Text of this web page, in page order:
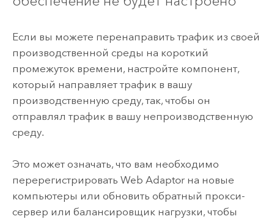
Если вы можете перенаправить трафик из своей
производственной среды на короткий
промежуток времени, настройте компонент,
который направляет трафик в вашу
производственную среду, так, чтобы он
отправлял трафик в вашу непроизводственную
среду.
Это может означать, что вам необходимо
перерегистрировать Web Adaptor на новые
компьютеры или обновить обратный прокси-
сервер или балансировщик нагрузки, чтобы